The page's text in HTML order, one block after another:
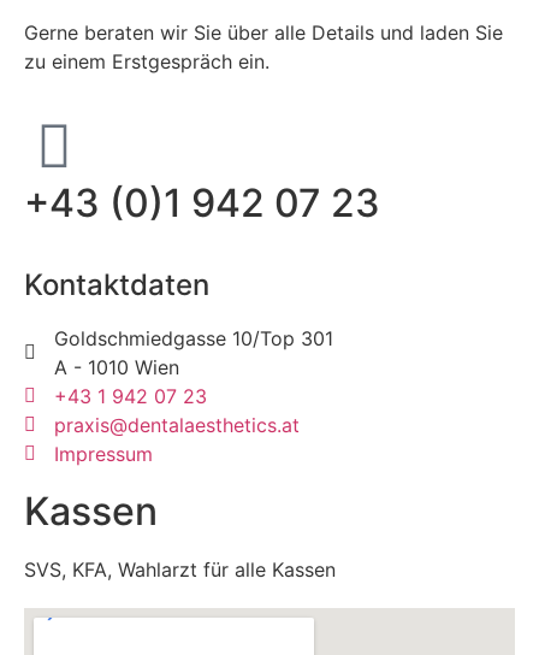
Gerne beraten wir Sie über alle Details und laden Sie
zu einem Erstgespräch ein.
+43 (0)1 942 07 23
Kontaktdaten
Goldschmiedgasse 10/Top 301
A - 1010 Wien
+43 1 942 07 23
praxis@dentalaesthetics.at
Impressum
Kassen
SVS, KFA, Wahlarzt für alle Kassen